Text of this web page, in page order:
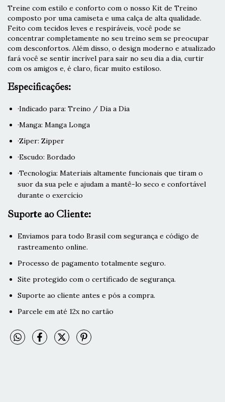
Treine com estilo e conforto com o nosso Kit de Treino
composto por uma camiseta e uma calça de alta qualidade.
Feito com tecidos leves e respiráveis, você pode se
concentrar completamente no seu treino sem se preocupar
com desconfortos. Além disso, o design moderno e atualizado
fará você se sentir incrível para sair no seu dia a dia, curtir
com os amigos e, é claro, ficar muito estiloso.
Especificações:
·Indicado para: Treino / Dia a Dia
·Manga: Manga Longa
·Zíper: Zipper
·Escudo: Bordado
·Tecnologia: Materiais altamente funcionais que tiram o
suor da sua pele e ajudam a mantê-lo seco e confortável
durante o exercício
Suporte ao Cliente:
Enviamos para todo Brasil com segurança e código de
rastreamento online.
Processo de pagamento totalmente seguro.
Site protegido com o certificado de segurança.
Suporte ao cliente antes e pós a compra.
Parcele em até 12x no cartão